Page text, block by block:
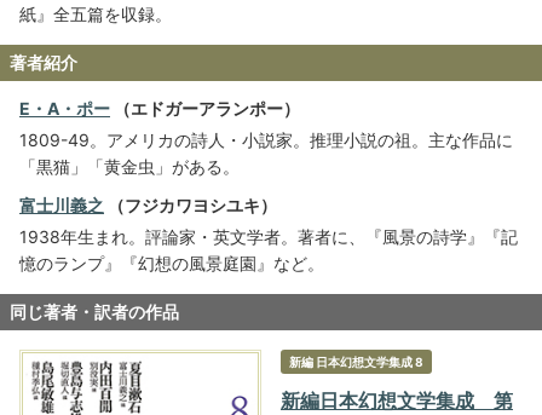
紙』全五篇を収録。
著者紹介
E・A・ポー （エドガーアランポー）
1809-49。アメリカの詩人・小説家。推理小説の祖。主な作品に
「黒猫」「黄金虫」がある。
富士川義之 （フジカワヨシユキ）
1938年生まれ。評論家・英文学者。著者に、『風景の詩学』『記
憶のランプ』『幻想の風景庭園』など。
同じ著者・訳者の作品
新編 日本幻想文学集成 8
新編日本幻想文学集成 第